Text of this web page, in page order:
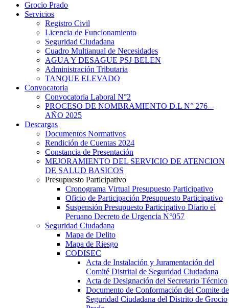
Grocio Prado
Servicios
Registro Civil
Licencia de Funcionamiento
Seguridad Ciudadana
Cuadro Multianual de Necesidades
AGUA Y DESAGUE PSJ BELEN
Administración Tributaria
TANQUE ELEVADO
Convocatoria
Convocatoria Laboral N°2
PROCESO DE NOMBRAMIENTO D.L N° 276 –
AÑO 2025
Descargas
Documentos Normativos
Rendición de Cuentas 2024
Constancia de Presentación
MEJORAMIENTO DEL SERVICIO DE ATENCION
DE SALUD BASICOS
Presupuesto Participativo
Cronograma Virtual Presupuesto Participativo
Oficio de Participación Presupuesto Participativo
Suspensión Presupuesto Participativo Diario el
Peruano Decreto de Urgencia N°057
Seguridad Ciudadana
Mapa de Delito
Mapa de Riesgo
CODISEC
Acta de Instalación y Juramentación del
Comité Distrital de Seguridad Ciudadana
Acta de Designación del Secretario Técnico
Documento de Conformación del Comite de
Seguridad Ciudadana del Distrito de Grocio